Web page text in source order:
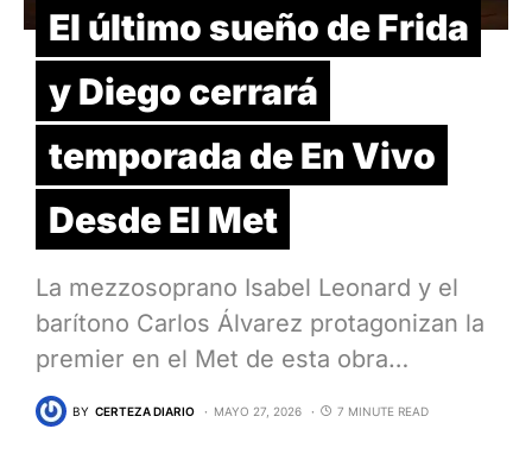
El último sueño de Frida
y Diego cerrará
temporada de En Vivo
Desde El Met
La mezzosoprano Isabel Leonard y el
barítono Carlos Álvarez protagonizan la
premier en el Met de esta obra…
BY CERTEZA DIARIO MAYO 27, 2026 7 MINUTE READ